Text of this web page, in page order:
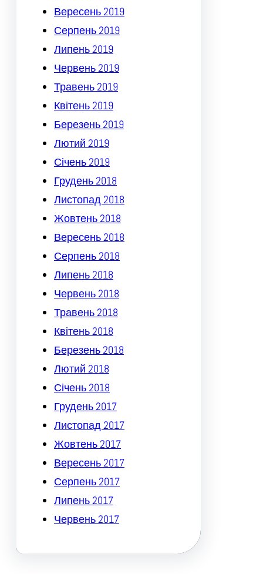
Вересень 2019
Серпень 2019
Липень 2019
Червень 2019
Травень 2019
Квітень 2019
Березень 2019
Лютий 2019
Січень 2019
Грудень 2018
Листопад 2018
Жовтень 2018
Вересень 2018
Серпень 2018
Липень 2018
Червень 2018
Травень 2018
Квітень 2018
Березень 2018
Лютий 2018
Січень 2018
Грудень 2017
Листопад 2017
Жовтень 2017
Вересень 2017
Серпень 2017
Липень 2017
Червень 2017